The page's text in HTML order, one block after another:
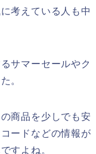
考えている人も中
サマーセールやク
。
商品を少しでも安
ードなどの情報が
すよね。